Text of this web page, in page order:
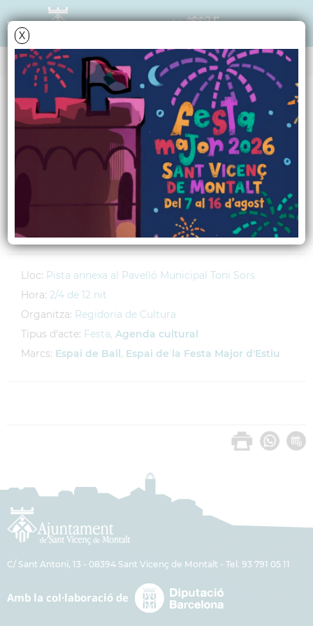
X
AGENDA
Divendres14 agost 2009
Ball de Festa Major
amb el Conjunt
Premium
Lloc: Pista annexa al Pavelló Municipal Toni Sors
Hora: 2/4 de 12 nit
Organitza: Regidoria de Cultura
Tipus d'acte: Festa, Agenda cultural
Marcs: Espai de Ball, Espai de la Festa Major d'Estiu
C/ Sant Antoni, 13 - 08394 Sant Vicenç de Montalt - Tel. 93 791 05 11